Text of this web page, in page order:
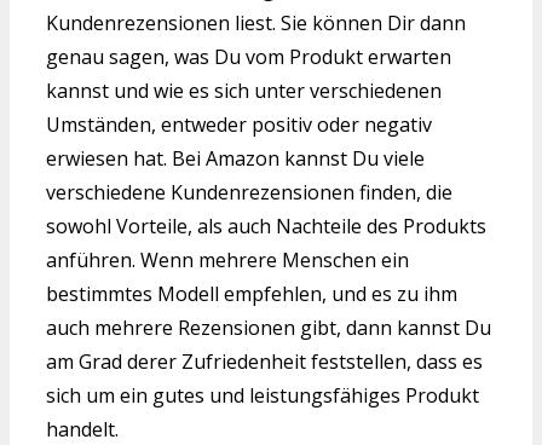
Kundenrezensionen liest. Sie können Dir dann
genau sagen, was Du vom Produkt erwarten
kannst und wie es sich unter verschiedenen
Umständen, entweder positiv oder negativ
erwiesen hat. Bei Amazon kannst Du viele
verschiedene Kundenrezensionen finden, die
sowohl Vorteile, als auch Nachteile des Produkts
anführen. Wenn mehrere Menschen ein
bestimmtes Modell empfehlen, und es zu ihm
auch mehrere Rezensionen gibt, dann kannst Du
am Grad derer Zufriedenheit feststellen, dass es
sich um ein gutes und leistungsfähiges Produkt
handelt.